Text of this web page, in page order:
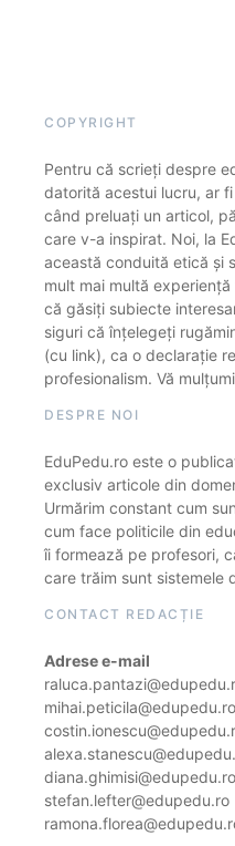
COPYRIGHT
Pentru că scrieți despre
datorită acestui lucru, ar
când preluați un articol,
care v-a inspirat. Noi, la
această conduită etică și
mult mai multă
că găsiți subiecte
siguri că înțelegeți
(cu link), ca o declarație
profesionalism. Vă
DESPRE NOI
EduPedu.ro este o
exclusiv articole din
Urmărim constant cum
cum face politicile din
îi formează pe profesori,
care trăim sunt sistemele
CONTACT REDACȚIE
Adrese e-mail
mihai.peticila@edupedu.ro
diana.ghimisi@edupedu.ro
stefan.lefter@edupedu.ro